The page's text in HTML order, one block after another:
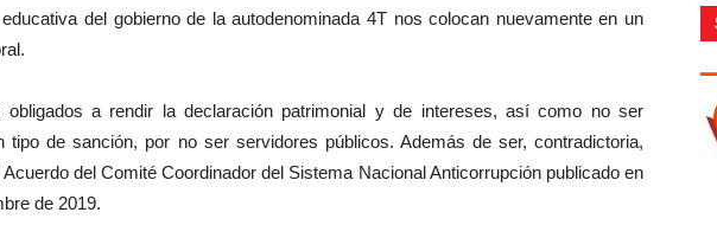
del gobierno de la autodenominada 4T nos colocan nuevamente en un
obligados a rendir la declaración patrimonial y de intereses, así como no ser
tipo de sanción, por no ser servidores públicos. Además de ser, contradictoria,
del Comité Coordinador del Sistema Nacional Anticorrupción publicado en
de 2019.